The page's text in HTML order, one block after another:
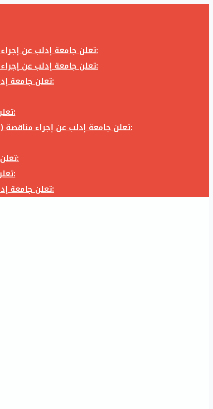
تعلن جامعة إدلب عن إجراء مناقصة (بالظرف المختوم) لشراء وتوريد كاميرا تصوير وعدسة كاميرا لزوم المكتب الإعلامي في جامعة إدلب وفق الآتي:
تعلن جامعة إدلب عن إجراء مناقصة (بالظرف المختوم) لشراء وتوريد كاميرا تصوير وعدسة كاميرا لزوم المكتب الإعلامي في جامعة إدلب وفق الآتي:
تعلن جامعة إدلب عن إجراء مناقصة (بالظرف المختوم) لأعمال تجهيز مخبر الدراسات العليا في كلية العلوم في جامعة ادلب وفق الآتي:
تعلن جامعة إدلب عن إجراء مناقصة (بالظرف المختوم) لشراء وتوريد أثاث مكاتب لزوم مكاتب وقاعات جامعة إدلب وفق الآتي:
تعلن جامعة إدلب عن إجراء مناقصة (بالظرف المختوم) لشراء وتوريد زجاجيات ومواد مخبرية لزوم مخابر جامعة إدلب وفق الكميات والمواصفات المحددة أدناه:
تعلن جامعة إدلب عن إجراء مناقصة (بالظرف المختوم) لأعمال بناء طابق في مبنى رئاسة الجامعة في جامعة ادلب وفق الآتي:
تعلن جامعة إدلب عن إجراء مناقصة (بالظرف المختوم) لشراء وتوريد أثاث مكاتب لزوم مكاتب وقاعات جامعة إدلب وفق الآتي:
تعلن جامعة إدلب عن إجراء مناقصة (بالظرف المختوم) لأعمال تجهيز مخبر الدراسات العليا في كلية العلوم في جامعة ادلب وفق الآتي: